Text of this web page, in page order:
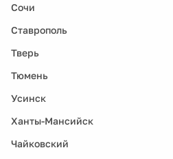
Сочи
Ставрополь
Тверь
Тюмень
Усинск
Ханты-Мансийск
Чайковский